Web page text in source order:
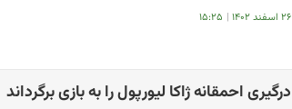
۲۶ اسفند ۱۴۰۲ | ۱۵:۲۵
درگیری احمقانه ژاکا لیورپول را به بازی برگرداند